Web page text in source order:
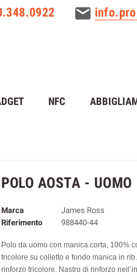
NFC
POLO AOSTA - UOMO
Marca
James Ross
Riferimento
988440-44
Polo da uomo con manica corta, 100%
tricolore su colletto e fondo manica in
rinforzo tricolore. Nastro di rinforzo